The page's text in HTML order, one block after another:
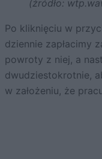
(źródło:
Po kliknięciu w
dziennie zapłacimy
powroty z niej, a
dwudziestokrotnie,
w założeniu, że